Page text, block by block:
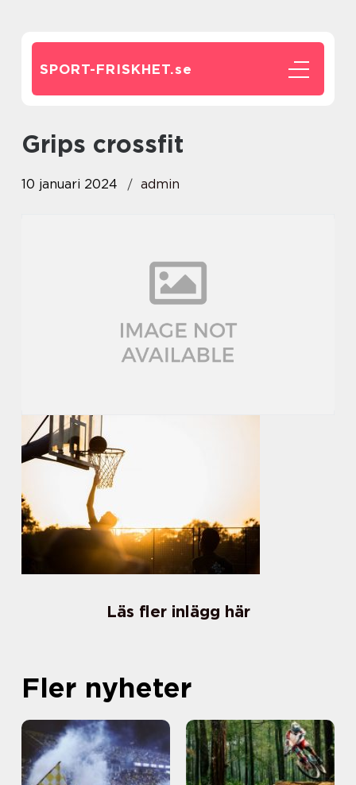
SPORT-FRISKHET.se
grips crossfit
10 januari 2024 admin
Läs fler inlägg här
Fler nyheter